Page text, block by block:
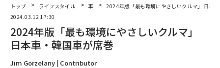
2026年9月号発売中
最新号の購入はこちらから
トップ ライフスタイル 車
2024年版「最も環境にやさしいクルマ」 日本
2024.03.12 17:30
2024年版「最も環境にやさしいクルマ」
日本車・韓国車が席巻
Jim Gorzelany | Contributor